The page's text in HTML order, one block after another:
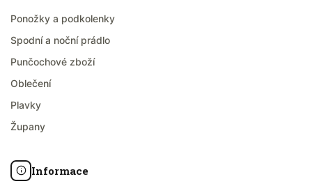
Ponožky a podkolenky
Spodní a noční prádlo
Punčochové zboží
Oblečení
Plavky
Župany
Informace